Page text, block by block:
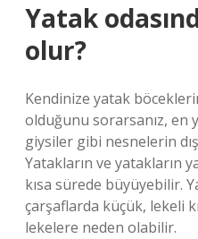
Yatak
olur?
Kendinize yatak
olduğunu sorarsanız, en
giysiler gibi nesnelerin
Yatakların ve yatakların
kısa sürede büyüyebilir.
çarşaflarda küçük, lekeli
lekelere neden olabilir.